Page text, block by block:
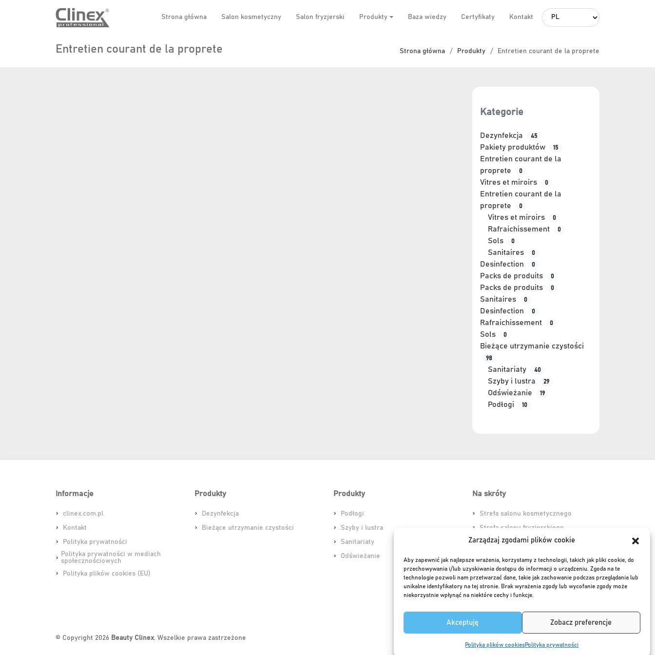
Zarządzaj zgodami plików cookie
Aby zapewnić jak najlepsze wrażenia, korzystamy z technologii, takich jak pliki cookie, do
przechowywania i/lub uzyskiwania dostępu do informacji o urządzeniu. Zgoda na te
technologie pozwoli nam przetwarzać dane, takie jak zachowanie podczas przeglądania lub
unikalne identyfikatory na tej stronie. Brak wyrażenia zgody lub wycofanie zgody może
niekorzystnie wpłynąć na niektóre cechy i funkcje.
Akceptuję Zobacz preferencje
Polityka plików cookiesPolityka prywatności
Strona główna Salon kosmetyczny Salon fryzjerski Produkty Baza wiedzy Certyfikaty Kontakt
L
Entretien courant de la proprete Strona główna Produkty Entretien courant de la proprete
Kategorie
Dezynfekcja 45
Pakiety produktów 15
Entretien courant de la
proprete
0
Vitres et miroirs 0
Entretien courant de la
proprete
0
Vitres et miroirs 0
Rafraichissement 0
Sols 0
Sanitaires 0
Desinfection 0
Packs de produits 0
Packs de produits 0
Sanitaires 0
Desinfection 0
Rafraichissement 0
Sols 0
Bieżące utrzymanie czystości
98
Sanitariaty 40
Szyby i lustra 29
Odświeżanie 19
Podłogi 10
Informacje
clinex.com.pl
Kontakt
Polityka prywatności
Polityka prywatności w mediach
społecznościowych
Polityka plików cookies (EU)
Produkty
Dezynfekcja
Bieżące utrzymanie czystości
Produkty
Podłogi
Szyby i lustra
Sanitariaty
Odświeżanie
Na skróty
Strefa salonu kosmetycznego
Strefa salonu fryzjerskiego
Baza wiedzy
© Copyright 2026 Beauty Clinex. Wszelkie prawa zastrzeżone